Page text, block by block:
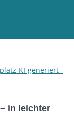
in leichter